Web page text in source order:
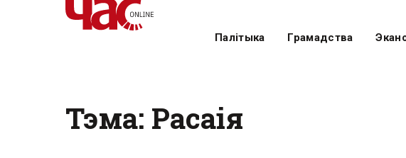
Палітыка Грамадства
Тэма: Расаія